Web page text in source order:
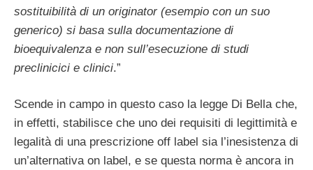
sostituibilità di un originator (esempio con un suo
generico) si basa sulla documentazione di
bioequivalenza e non sull’esecuzione di studi
preclinicici e clinici.”
Scende in campo in questo caso la legge Di Bella che,
in effetti, stabilisce che uno dei requisiti di legittimità e
legalità di una prescrizione off label sia l’inesistenza di
un’alternativa on label, e se questa norma è ancora in